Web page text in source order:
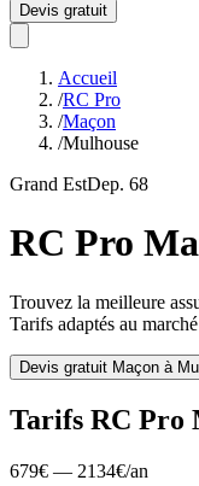
Devis gratuit
Accueil
/RC Pro
/Maçon
/Mulhouse
Grand EstDep. 68
RC Pro
Trouvez la meilleure
Tarifs adaptés au
Devis gratuit Maçon à
Tarifs RC Pro
679€ — 2134€/an